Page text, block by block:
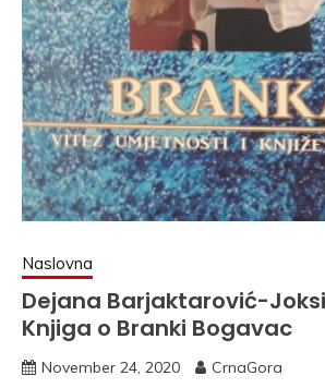
Naslovna
Dejana Barjaktarović-
Knjiga o Branki Bogavac
November 24, 2020 CrnaGora